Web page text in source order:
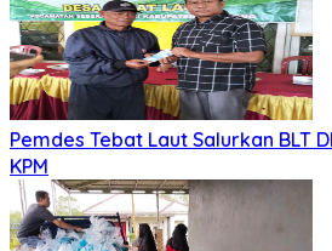
Pemdes Tebat Laut Salurkan BLT
KPM